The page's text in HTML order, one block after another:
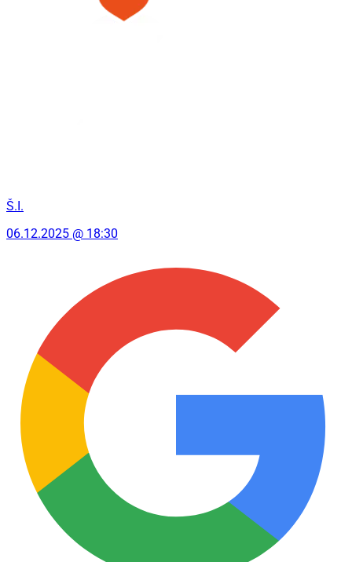
Š.I.
06.12.2025 @ 18:30